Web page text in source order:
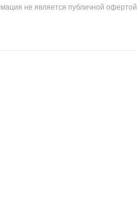
не является публичной офертой